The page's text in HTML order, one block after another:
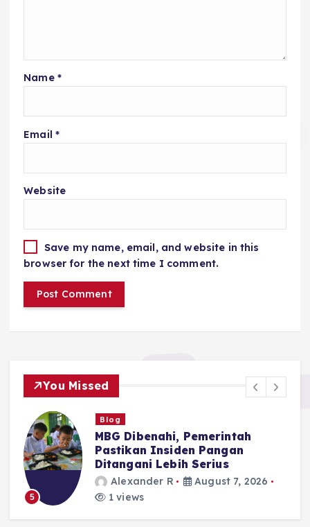
Name *
Email *
Website
Save my name, email, and website in this
browser for the next time I comment.
You Missed
5
Blog
MBG Dibenahi, Pemerintah
Pastikan Insiden Pangan
Ditangani Lebih Serius
Alexander R
August 7, 2026
1 views